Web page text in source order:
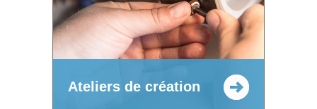
Ateliers de création